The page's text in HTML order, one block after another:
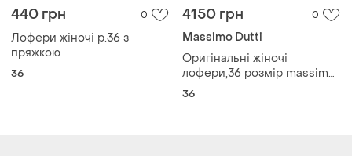
440 грн 0
Лофери жіночі р.36 з
пряжкою
36
4150 грн 0
Massimo Dutti
Оригінальні жіночі
лофери,36 розмір massimo
dutti
36